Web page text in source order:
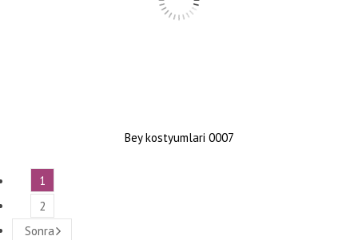
Bey kostyumlari 0007
1
2
Sonra